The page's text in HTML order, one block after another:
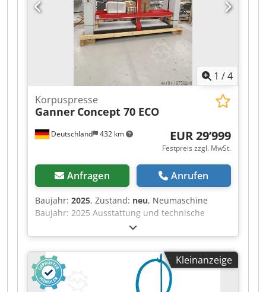
1 /4
Deutschland 432 km
Korpuspresse
Ganner Concept 70 ECO
EUR 29’999
Festpreis zzgl. MwSt.
Anfragen Anrufen
Baujahr: 2025, Zustand: neu, Neumaschine
Baujahr: 2025 Ausstattung und technische
Daten: komplett in Standardausführung mit:
Stabiler, verwindungsfreier Rahmen aus Stahl,
in Schweiß- und Schraubkonstruktion Lamellen-
Pressbalken OBEN mit 6 Elementen, Lamellen-
Pressbalken SEITLICH mit 5 Elementen Lamellen-
Pressbalken mit praxisbewährtem
Kleinanzeige